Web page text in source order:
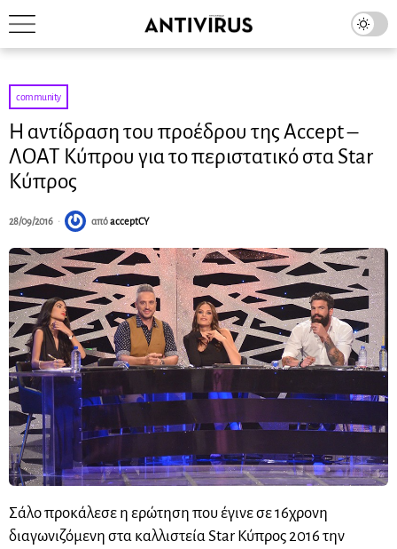
community
Η αντίδραση του προέδρου της Accept –
ΛΟΑΤ Κύπρου για το περιστατικό στα Star
Κύπρος
28/09/2016 απόacceptCY
Σάλο προκάλεσε η ερώτηση που έγινε σε 16χρονη
διαγωνιζόμενη στα καλλιστεία Star Κύπρος 2016 την